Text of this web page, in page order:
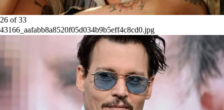
26 of33
43166_aafabb8a8520f05d034b9b5eff4c8cd0.jpg